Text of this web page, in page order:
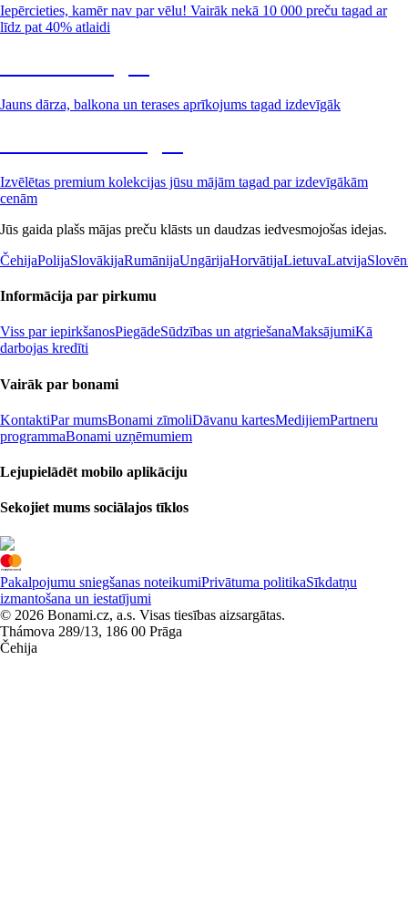
Iepērcieties, kamēr nav par vēlu! Vairāk nekā 10 000 preču tagad ar
līdz pat 40% atlaidi
Jauns dārza, balkona un terases aprīkojums tagad izdevīgāk
Izvēlētas premium kolekcijas jūsu mājām tagad par izdevīgākām
cenām
Jūs gaida plašs mājas preču klāsts un daudzas iedvesmojošas idejas.
ČehijaPolijaSlovākijaRumānijaUngārijaHorvātijaLietuvaLatvija
Informācija par pirkumu
Viss par iepirkšanosPiegādeSūdzības un atgriešanaMaksājumiKā
darbojas kredīti
Vairāk par bonami
KontaktiPar mumsBonami zīmoliDāvanu kartesMedijiemPartneru
programmaBonami uzņēmumiem
Lejupielādēt mobilo aplikāciju
Sekojiet mums sociālajos tīklos
Pakalpojumu sniegšanas noteikumiPrivātuma politikaSīkdatņu
izmantošana un iestatījumi
© 2026 Bonami.cz, a.s. Visas tiesības aizsargātas.
Thámova 289/13, 186 00 Prāga
Čehija